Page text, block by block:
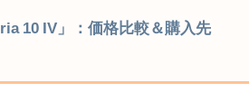
10 IV」：価格比較＆購入先